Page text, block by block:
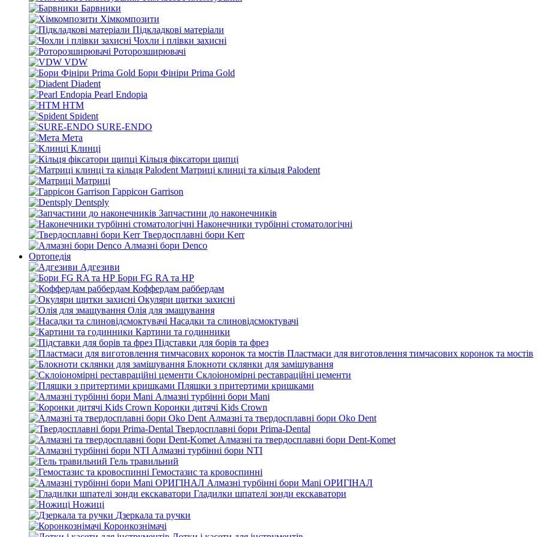
Барвники
Хімкомпозити
Підкладкові матеріали
Чохли і плівки захисні
Роторозширювачі
VDW
Бори Фініри Prima Gold
Diadent
Pearl Endopia
HTM
Spident
SURE-ENDO
Мета
Клинці
Кільця фіксатори щипці
Матриці клинці та кільця Palodent
Матриці
Гаррісон Garrison
Dentsply
Запчастини до наконечників
Наконечники турбінні стоматологічні
Твердосплавні бори Kerr
Алмазні бори Denco
Ортопедія
Адгезиви
Бори FG RA та HP
Коффердам раббердам
Окуляри щитки захисні
Олія для змащування
Насадки та слиновідсмоктувачі
Картини та годинники
Підставки для борів та фрез
Пластмаси для виготовлення тимчасових коронок та мостів
Блокноти склянки для замішування
Склоіономірні реставраційні цементи
Пляшки з притертими кришками
Алмазні турбінні бори Mani
Коронки дитячі Kids Crown
Алмазні та твердосплавні бори Oko Dent
Твердосплавні бори Prima-Dental
Алмазні та твердосплавні бори Dent-Komet
Алмазні турбінні бори NTI
Гель травильний
Гемостазис та кровоспинні
Алмазні турбінні бори Mani ОРИГІНАЛ
Гладилки шпателі зонди екскаватори
Ножиці
Дзеркала та ручки
Коронкознімачі